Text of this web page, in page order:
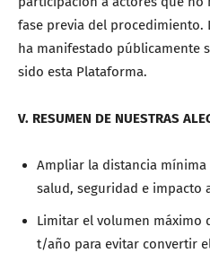
fase previa del procedimiento.
ha manifestado públicamente
sido esta Plataforma.
V. RESUMEN DE NUESTRAS
Ampliar la distancia mínima
salud, seguridad e impacto
Limitar el volumen máximo
t/año para evitar convertir